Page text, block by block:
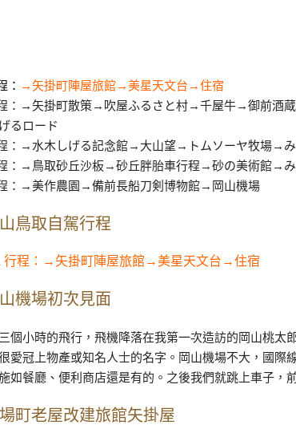
： →矢掛町陣屋旅館→美星天文台→住宿
：→矢掛町散策→吹屋ふるさと村→千屋牛→御前酒
るロード
：→水木しげる記念館→大山望→トムソーヤ牧場→
：→鳥取砂丘沙板→砂丘胖胎車行程→砂の美術館→
：→美作農園→備前長船刀剣博物館→岡山機場
鳥取自駕行程
行程：→矢掛町陣屋旅館→美星天文台→住宿
機場初次見面
個小時的飛行，飛機降落在我第一次造訪的岡山桃太
愛冠上物產或知名人士的名字。岡山機場不大，國際
如餐廳、便利商店還是有的。之後我們就跳上車子，
町老屋改建旅館矢掛屋